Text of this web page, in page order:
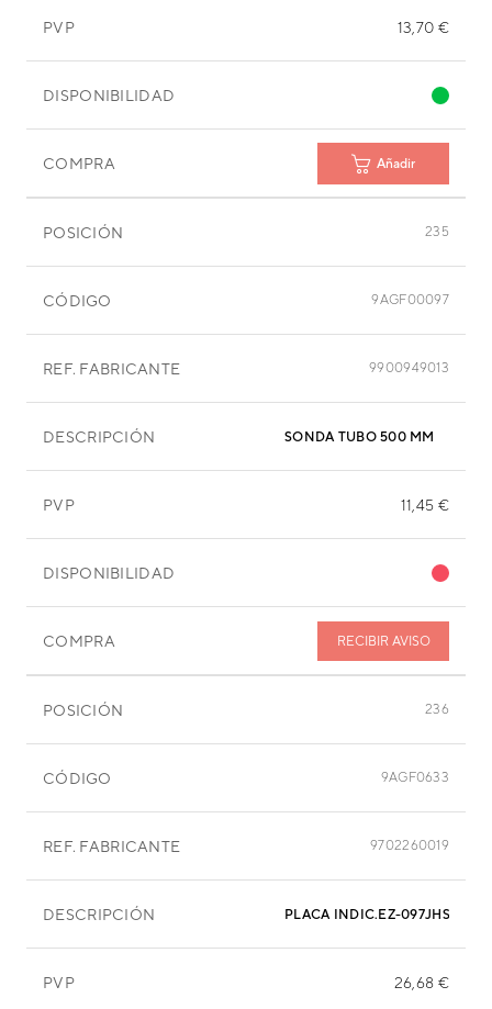
PVP 13,70 €
DISPONIBILIDAD
COMPRA Añadir
POSICIÓN 235
CÓDIGO 9AGF00097
REF. FABRICANTE 9900949013
DESCRIPCIÓN SONDA TUBO 500 MM
PVP 11,45 €
DISPONIBILIDAD
COMPRA RECIBIR AVISO
POSICIÓN 236
CÓDIGO 9AGF0633
REF. FABRICANTE 9702260019
DESCRIPCIÓN PLACA INDIC.EZ-097JHSE-D
PVP 26,68 €